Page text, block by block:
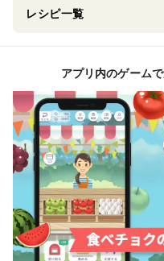
レシピ一覧
アプリ内のゲーム